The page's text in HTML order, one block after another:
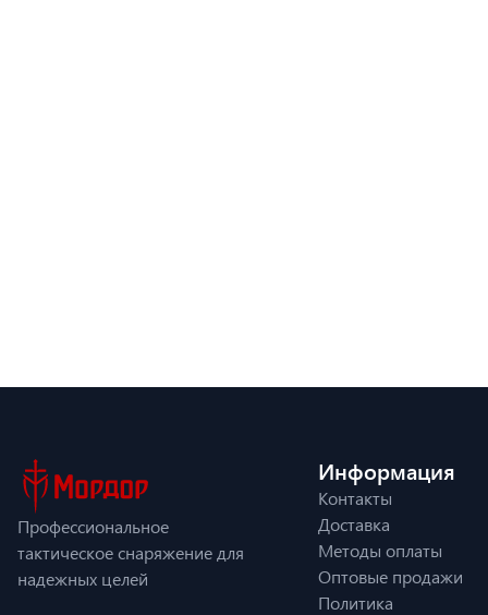
Профессиональное
тактическое снаряжение для
надежных целей
Информация
Контакты
Доставка
Методы оплаты
Оптовые продажи
Политика